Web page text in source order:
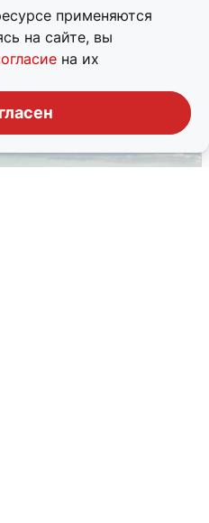
применяются
на сайте, вы
на их
после сигнала